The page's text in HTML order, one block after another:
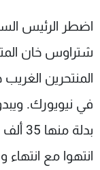
اضطر الرئيس
شتراوس خان
المنتحرين
في نيويورك.
بدلة
انتهوا مع
الترددات
الإنـتـاج
لاعلاناتكم